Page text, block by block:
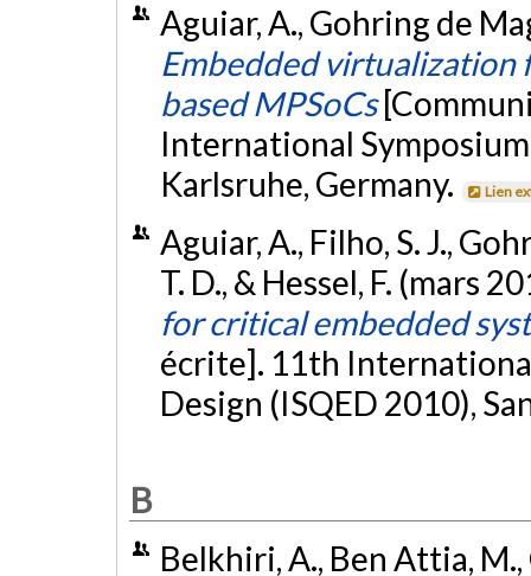
Aguiar, A., Gohring de
Embedded virtualization
based MPSoCs
International
Karlsruhe, Germany.
Lien
Aguiar, A., Filho, S. J.,
T. D., & Hessel, F. (mars
for critical embedded
écrite]. 11th
Design (ISQED 2010),
B
Belkhiri, A., Ben Attia,